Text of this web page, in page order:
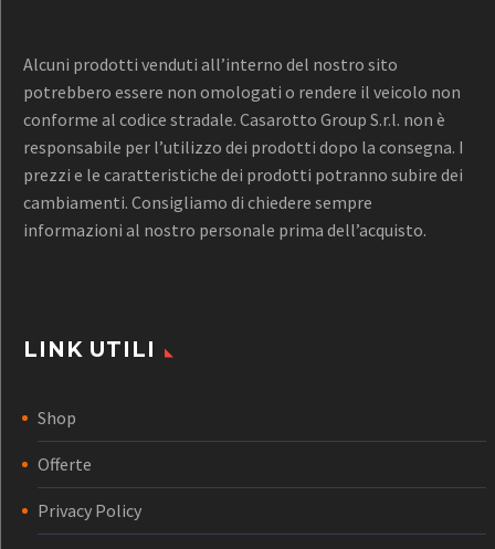
Alcuni prodotti venduti all’interno del nostro sito
potrebbero essere non omologati o rendere il veicolo non
conforme al codice stradale. Casarotto Group S.r.l. non è
responsabile per l’utilizzo dei prodotti dopo la consegna. I
prezzi e le caratteristiche dei prodotti potranno subire dei
cambiamenti. Consigliamo di chiedere sempre
informazioni al nostro personale prima dell’acquisto.
LINK UTILI
Shop
Offerte
Privacy Policy